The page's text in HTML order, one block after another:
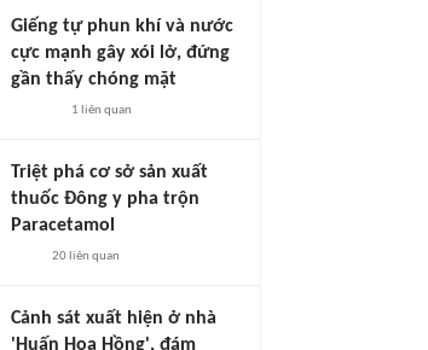
Giếng tự phun khí và nước
cực mạnh gây xói lở, đứng
gần thấy chóng mặt
1 liên quan
Triệt phá cơ sở sản xuất
thuốc Đông y pha trộn
Paracetamol
20liên quan
Cảnh sát xuất hiện ở nhà
'Huấn Hoa Hồng', đám